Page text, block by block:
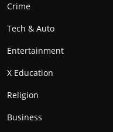
Crime
Tech & Auto
Entertainment
X Education
Religion
Business